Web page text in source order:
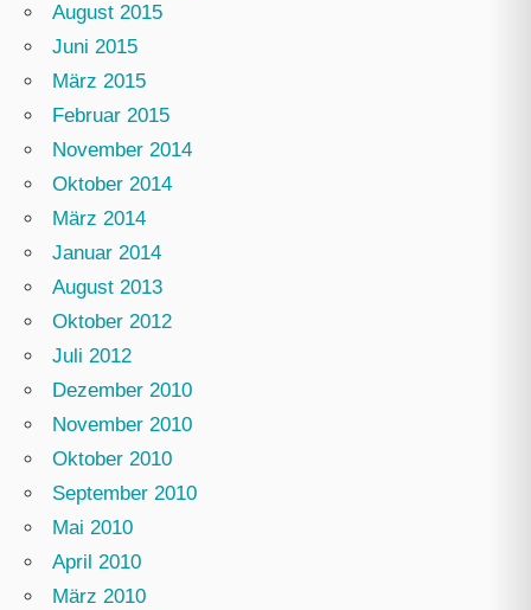
August 2015
Juni 2015
März 2015
Februar 2015
November 2014
Oktober 2014
März 2014
Januar 2014
August 2013
Oktober 2012
Juli 2012
Dezember 2010
November 2010
Oktober 2010
September 2010
Mai 2010
April 2010
März 2010